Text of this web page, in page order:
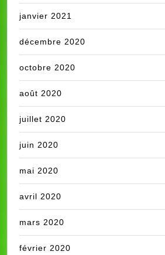
janvier 2021
décembre 2020
octobre 2020
août 2020
juillet 2020
juin 2020
mai 2020
avril 2020
mars 2020
février 2020